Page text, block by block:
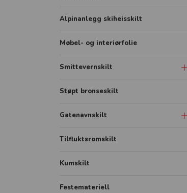
Alpinanlegg skiheisskilt
Møbel- og interiørfolie
Smittevernskilt
Skilt
Rollup
Støpt bronseskilt
Gatenavnskilt
Gatenavn refleks aluminium
Tilfluktsromskilt
Kumskilt
Festemateriell